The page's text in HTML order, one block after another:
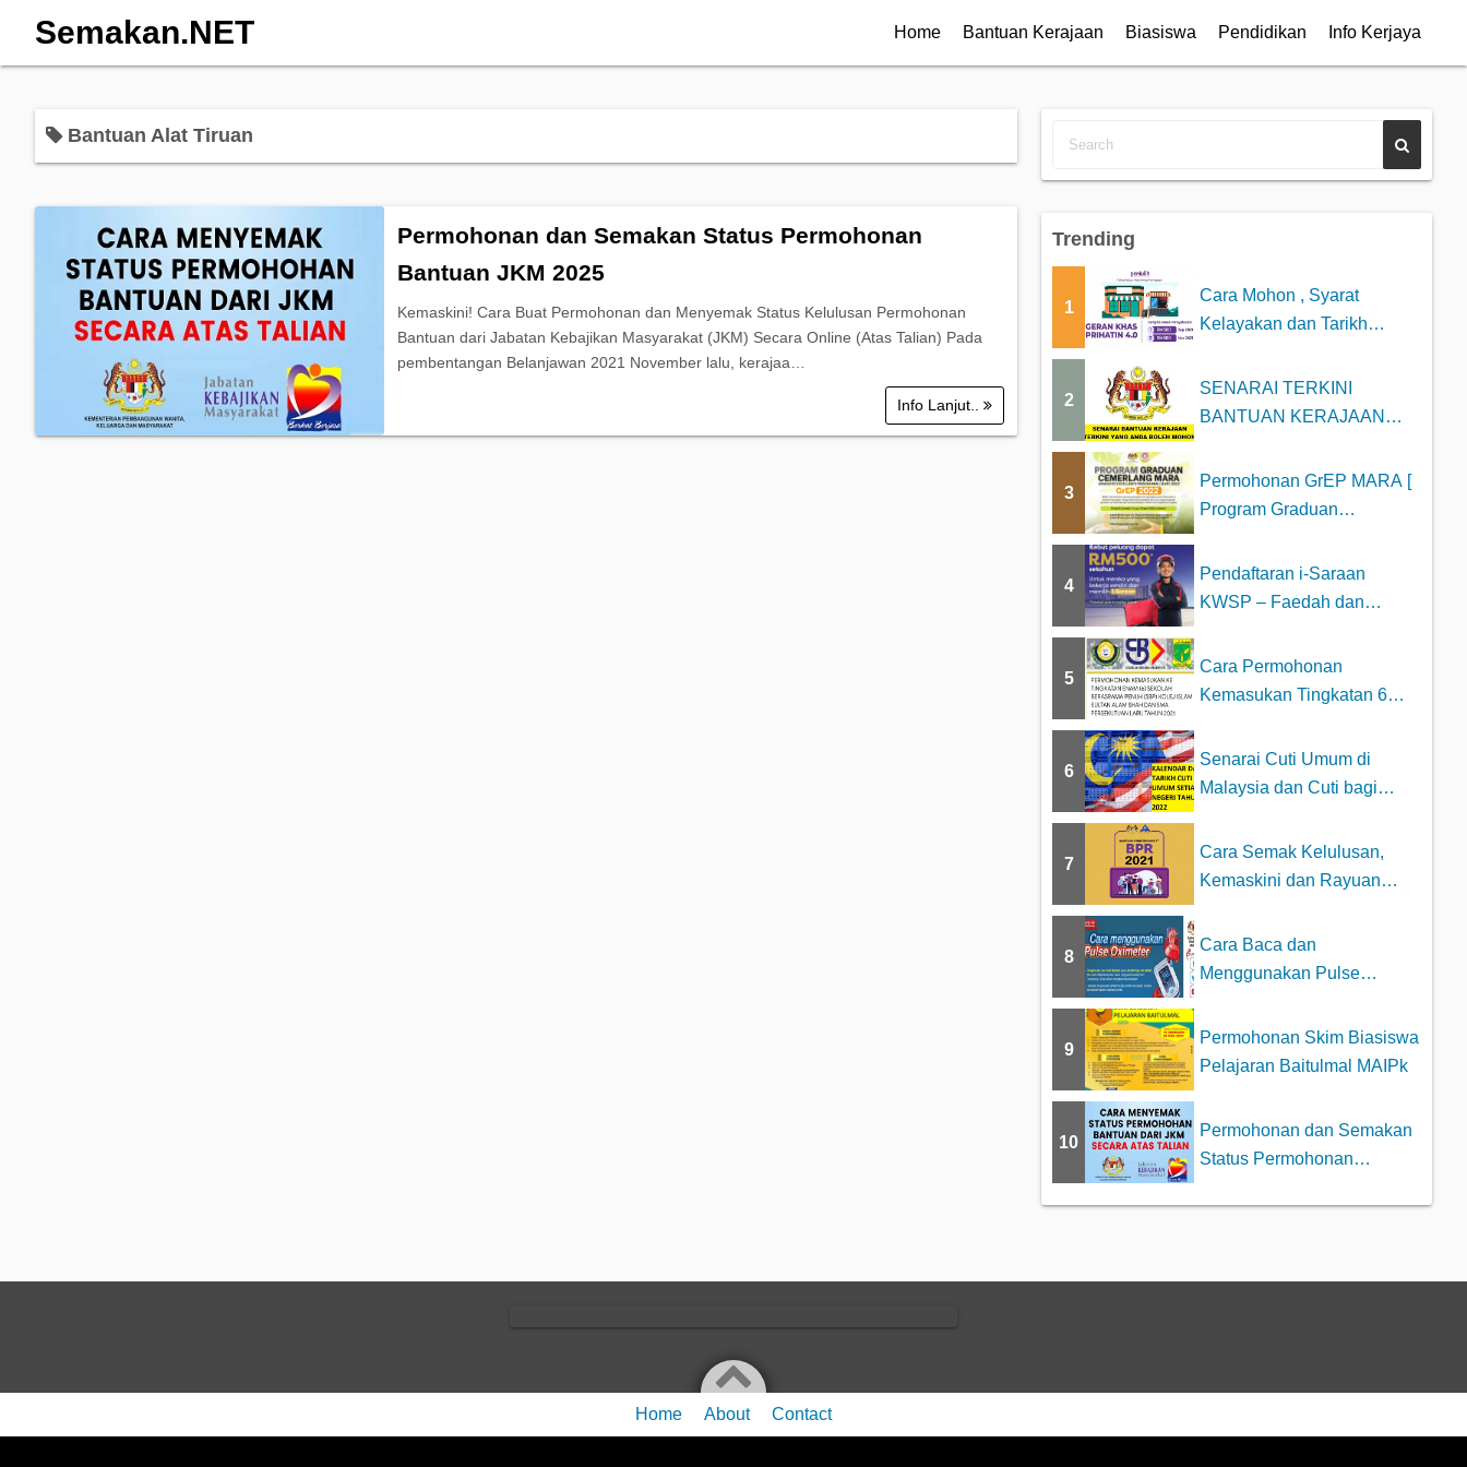
Semakan.NET Home Bantuan Kerajaan Biasiswa Pendidikan Info Kerjaya
Bantuan Alat Tiruan
Permohonan dan Semakan Status Permohonan
Bantuan JKM 2025
Kemaskini! Cara Buat Permohonan dan Menyemak Status Kelulusan Permohonan
Bantuan dari Jabatan Kebajikan Masyarakat (JKM) Secara Online (Atas Talian) Pada
pembentangan Belanjawan 2021 November lalu, kerajaa…
Info Lanjut..
Trending
1
Cara Mohon , Syarat
Kelayakan dan Tarikh
2
SENARAI TERKINI
BANTUAN KERAJAAN
MOHON
3
Permohonan GrEP MARA [
Program Graduan
4
Pendaftaran i-Saraan
KWSP – Faedah dan
5
Cara Permohonan
Kemasukan Tingkatan 6
Penuh...
6
Senarai Cuti Umum di
Malaysia dan Cuti bagi
7
Cara Semak Kelulusan,
Kemaskini dan Rayuan
8
Cara Baca dan
Menggunakan Pulse
9
Permohonan Skim Biasiswa
Pelajaran Baitulmal MAIPk
10
Permohonan dan Semakan
Status Permohonan
Home About Contact